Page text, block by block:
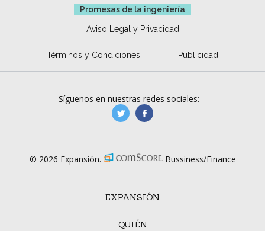
Promesas de la ingeniería
Aviso Legal y Privacidad
Términos y Condiciones Publicidad
EXPANSIÓN
QUIÉN
Síguenos en nuestras redes sociales:
manufacturaGE
© 2026 Expansión. Bussiness/Finance